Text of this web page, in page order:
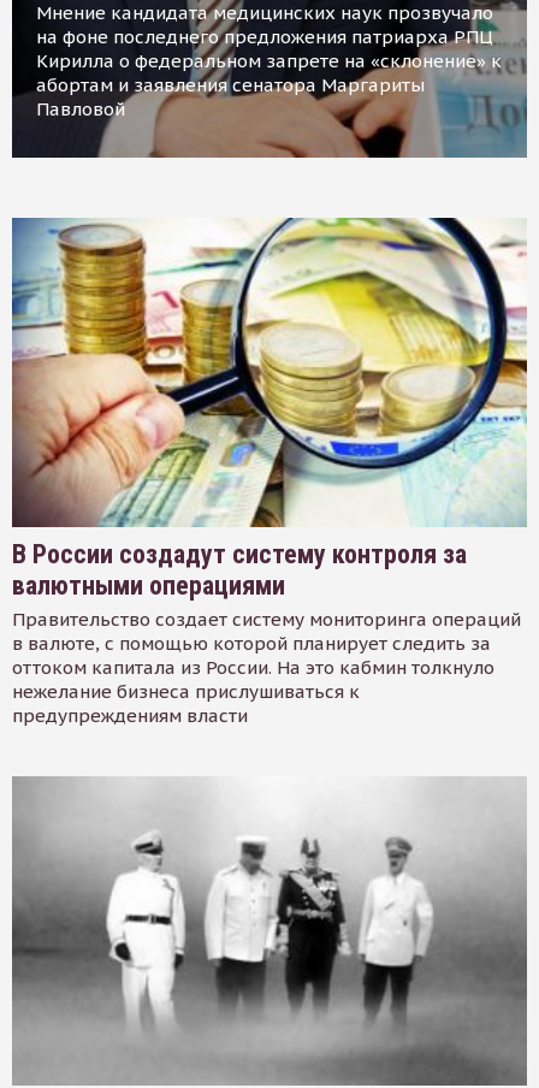
Мнение кандидата медицинских наук прозвучало
на фоне последнего предложения патриарха РПЦ
Кирилла о федеральном запрете на «склонение» к
абортам и заявления сенатора Маргариты
Павловой
В России создадут систему контроля за
валютными операциями
Правительство создает систему мониторинга операций
в валюте, с помощью которой планирует следить за
оттоком капитала из России. На это кабмин толкнуло
нежелание бизнеса прислушиваться к
предупреждениям власти